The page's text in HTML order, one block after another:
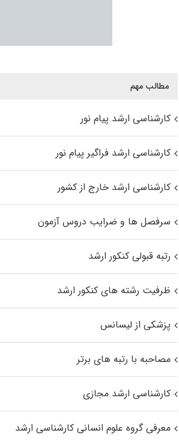
مطالب مهم
کارشناسی ارشد پیام نور
کارشناسی ارشد فراگیر پیام نور
کارشناسی ارشد خارج از کشور
سرفصل ها و ضرایب دروس آزمون
رتبه قبولی کنکور ارشد
ظرفیت رشته های کنکور ارشد
پزشکی از لیسانس
مصاحبه با رتبه های برتر
کارشناسی ارشد مجازی
معرفی گروه علوم انسانی کارشناسی ارشد